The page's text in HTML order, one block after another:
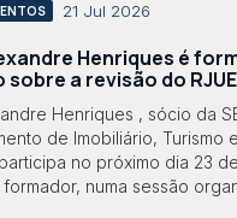
21 Jul 2026
Henriques é
sobre a revisão do RJUE
Henriques , sócio da
de Imobiliário, Turismo e
no próximo dia 23
numa sessão